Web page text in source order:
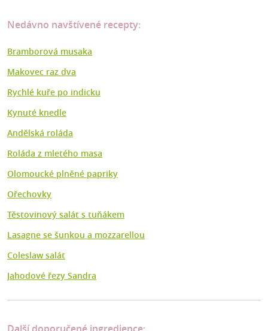
Nedávno navštívené recepty:
Bramborová musaka
Makovec raz dva
Rychlé kuře po indicku
Kynuté knedle
Andělská roláda
Roláda z mletého masa
Olomoucké plněné papriky
Ořechovky
Těstovinový salát s tuňákem
Lasagne se šunkou a mozzarellou
Coleslaw salát
Jahodové řezy Sandra